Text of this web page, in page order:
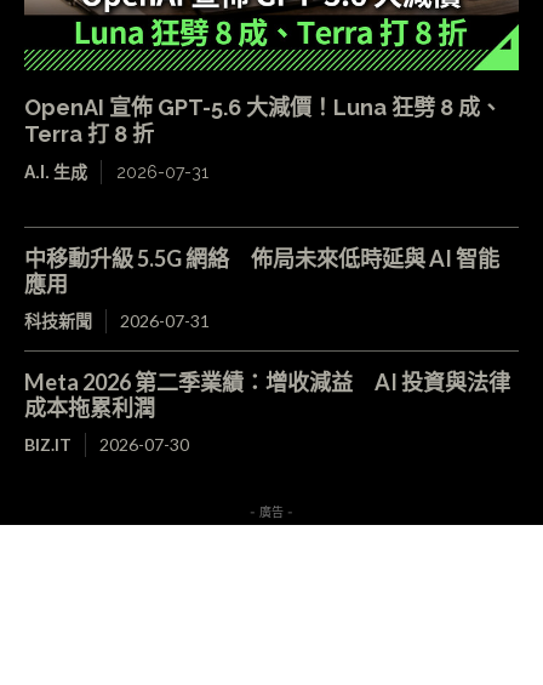
OpenAI 宣佈 GPT-5.6 大減價！Luna 狂劈 8 成、
Terra 打 8 折
A.I. 生成 2026-07-31
中移動升級 5.5G 網絡 佈局未來低時延與 AI 智能
應用
科技新聞 2026-07-31
Meta 2026 第二季業績：增收減益 AI 投資與法律
成本拖累利潤
BIZ.IT 2026-07-30
- 廣告 -